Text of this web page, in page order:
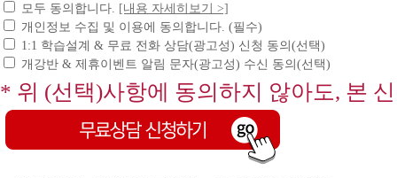
모두 동의합니다.
[내용 자세히보기 >]
개인정보 수집 및 이용에 동의합니다. (필수)
1:1 학습설계 & 무료 전화 상담(광고성) 신청 동의(선택)
개강반 & 제휴이벤트 알림 문자(광고성) 수신 동의(선택)
* 위 (선택)사항에 동의하지 않아도, 본